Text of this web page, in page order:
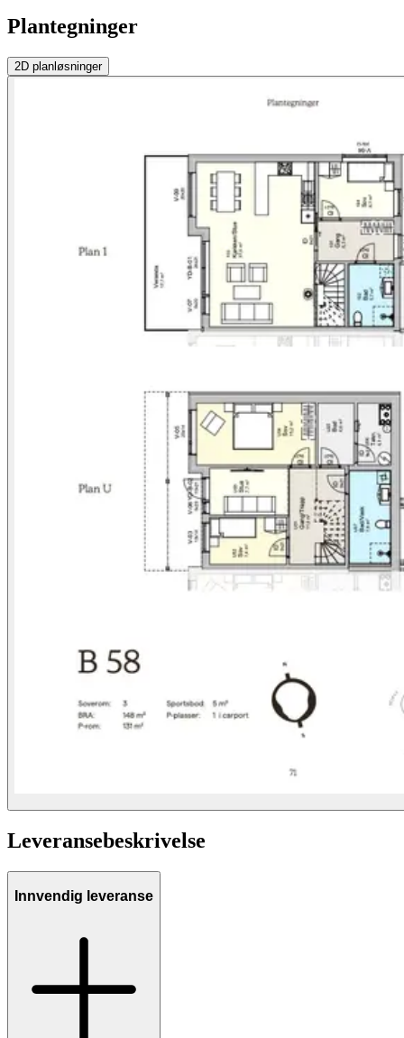
Plantegninger
2D planløsninger
Leveransebeskrivelse
Innvendig leveranse